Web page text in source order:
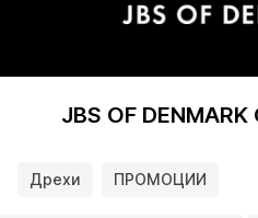
JBS OF
Дрехи ПРОМОЦИИ